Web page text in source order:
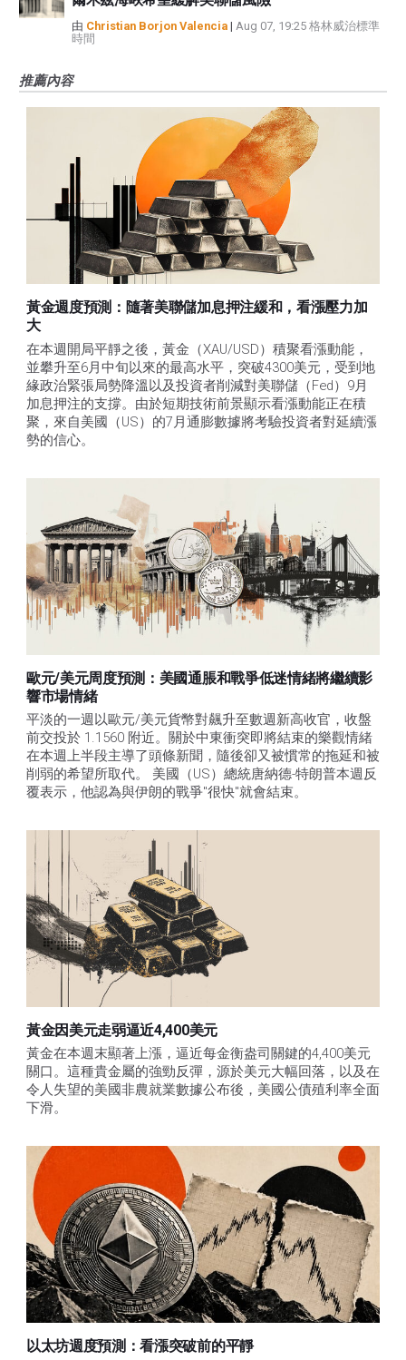
由 Christian Borjon Valencia | Aug 07, 19:25 格林威治標準
時間
推薦內容
黃金週度預測：隨著美聯儲加息押注緩和，看漲壓力加
大
在本週開局平靜之後，黃金（XAU/USD）積聚看漲動能，
並攀升至6月中旬以來的最高水平，突破4300美元，受到地
緣政治緊張局勢降溫以及投資者削減對美聯儲（Fed）9月
加息押注的支撐。由於短期技術前景顯示看漲動能正在積
聚，來自美國（US）的7月通膨數據將考驗投資者對延續漲
勢的信心。
歐元/美元周度預測：美國通脹和戰爭低迷情緒將繼續影
響市場情緒
平淡的一週以歐元/美元貨幣對飆升至數週新高收官，收盤
前交投於 1.1560 附近。關於中東衝突即將結束的樂觀情緒
在本週上半段主導了頭條新聞，隨後卻又被慣常的拖延和被
削弱的希望所取代。 美國（US）總統唐納德-特朗普本週反
覆表示，他認為與伊朗的戰爭"很快"就會結束。
黃金因美元走弱逼近4,400美元
黃金在本週末顯著上漲，逼近每金衡盎司關鍵的4,400美元
關口。這種貴金屬的強勁反彈，源於美元大幅回落，以及在
令人失望的美國非農就業數據公布後，美國公債殖利率全面
下滑。
以太坊週度預測：看漲突破前的平靜